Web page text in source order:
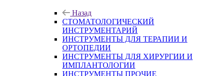
Назад
СТОМАТОЛОГИЧЕСКИЙ
ИНСТРУМЕНТАРИЙ
ИНСТРУМЕНТЫ ДЛЯ ТЕРАПИИ И
ОРТОПЕДИИ
ИНСТРУМЕНТЫ ДЛЯ ХИРУРГИИ И
ИМПЛАНТОЛОГИИ
ИНСТРУМЕНТЫ ПРОЧИЕ